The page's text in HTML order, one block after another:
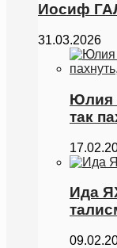
Иосиф
31.03.2026
Юлия
так
Ида